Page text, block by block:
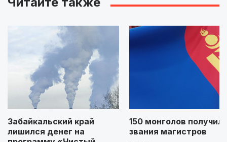
Забайкальский край
лишился денег на
150 монголов
звания магистров